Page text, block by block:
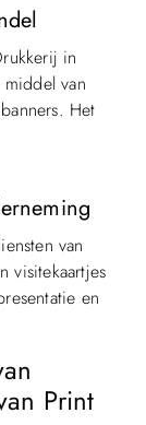
in
van
Het
van
visitekaartjes
en
Print